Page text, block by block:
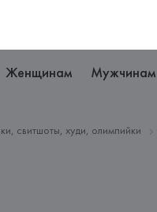
Женщинам Мужчинам
свитшоты, худи, олимпийки